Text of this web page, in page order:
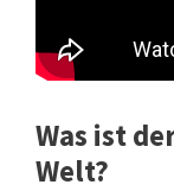
Was ist
Welt?